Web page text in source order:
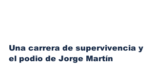
Una carrera de supervivencia y
el podio de Jorge Martín